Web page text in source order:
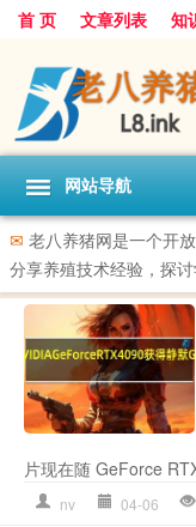
首 页 文章列表 知
网站导航
✉ 老八养猪网是一个开
分享养殖技术经验，探
片现在随 GeForce
nv 04-06